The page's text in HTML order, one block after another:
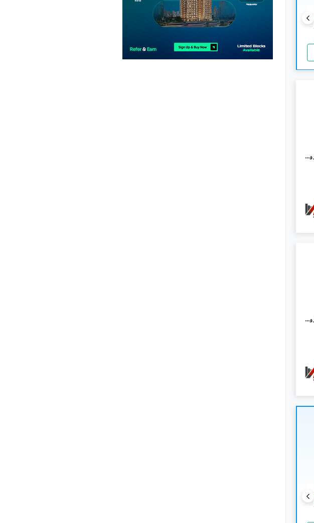
فلیٹ
61.91 لاکھ
-1.08 کروڑ
1.9 مرلہ
-3.3 مرلہ
1.4 کروڑ
جی ۔ 8 اسلام آباد میں 6 کمروں کا 5 مرلہ مکان 5.5 کروڑ میں برائے فروخت۔
جی ۔ 8 اسلام آباد میں 4 کمروں کا 5 مرلہ مکان 4.8 کروڑ میں برائے فروخت۔